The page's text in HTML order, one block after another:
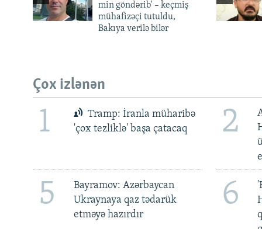
min göndərib' – keçmiş
mühafizəçi tutuldu,
Bakıya verilə bilər
Çox izlənən
1
Tramp: İranla müharibə
'çox tezliklə' başa çatacaq
2
5
Bayramov: Azərbaycan
Ukraynaya qaz tədarük
etməyə hazırdır
6